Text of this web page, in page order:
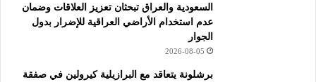
السعودية والعراق تبحثان تعزيز العلاقات وضمان
عدم استخدام الأراضي العراقية للإضرار بدول
الجوار
2026-08-05
برشلونة يتعاقد مع البرازيلية كيرولين في صفقة